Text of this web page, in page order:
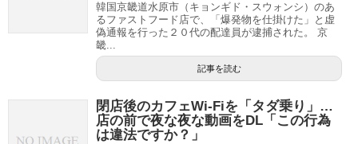
韓国京畿道水原市（キョンギド・スウォンシ）のあ
るファストフード店で、「爆発物を仕掛けた」と虚
偽通報を行った２０代の配達員が逮捕された。 京
畿...
記事を読む
閉店後のカフェWi-Fiを「タダ乗り」…
店の前で夜な夜な動画をDL「この行為
は違法ですか？」